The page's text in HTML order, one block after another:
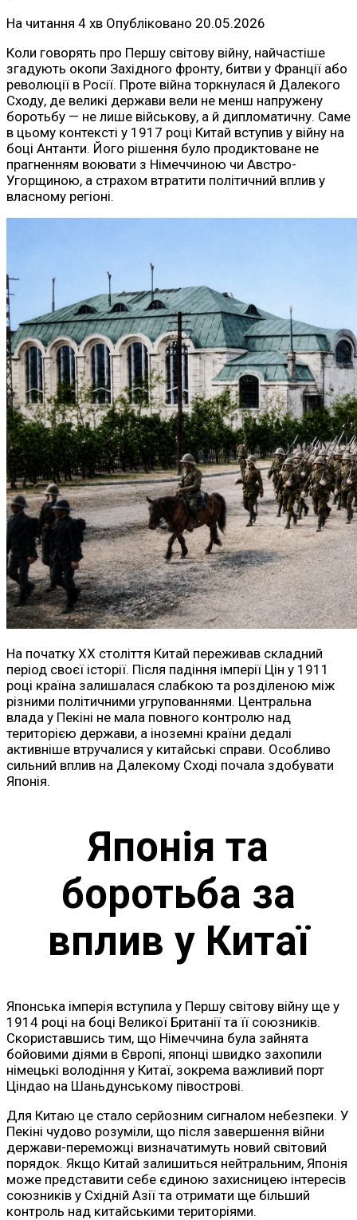
На читання 4 хв Опубліковано 20.05.2026
Коли говорять про Першу світову війну, найчастіше
згадують окопи Західного фронту, битви у Франції або
революції в Росії. Проте війна торкнулася й Далекого
Сходу, де великі держави вели не менш напружену
боротьбу — не лише військову, а й дипломатичну. Саме
в цьому контексті у 1917 році Китай вступив у війну на
боці Антанти. Його рішення було продиктоване не
прагненням воювати з Німеччиною чи Австро-
Угорщиною, а страхом втратити політичний вплив у
власному регіоні.
На початку XX століття Китай переживав складний
період своєї історії. Після падіння імперії Цін у 1911
році країна залишалася слабкою та розділеною між
різними політичними угрупованнями. Центральна
влада у Пекіні не мала повного контролю над
територією держави, а іноземні країни дедалі
активніше втручалися у китайські справи. Особливо
сильний вплив на Далекому Сході почала здобувати
Японія.
Японія та
боротьба за
вплив у Китаї
Японська імперія вступила у Першу світову війну ще у
1914 році на боці Великої Британії та її союзників.
Скориставшись тим, що Німеччина була зайнята
бойовими діями в Європі, японці швидко захопили
німецькі володіння у Китаї, зокрема важливий порт
Ціндао на Шаньдунському півострові.
Для Китаю це стало серйозним сигналом небезпеки. У
Пекіні чудово розуміли, що після завершення війни
держави-переможці визначатимуть новий світовий
порядок. Якщо Китай залишиться нейтральним, Японія
може представити себе єдиною захисницею інтересів
союзників у Східній Азії та отримати ще більший
контроль над китайськими територіями.